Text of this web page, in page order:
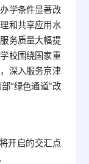
学条件显著改
和共享应用水
务质量大幅提
校围绕国家重
深入服务京津
“绿色通道”改
开启的交汇点